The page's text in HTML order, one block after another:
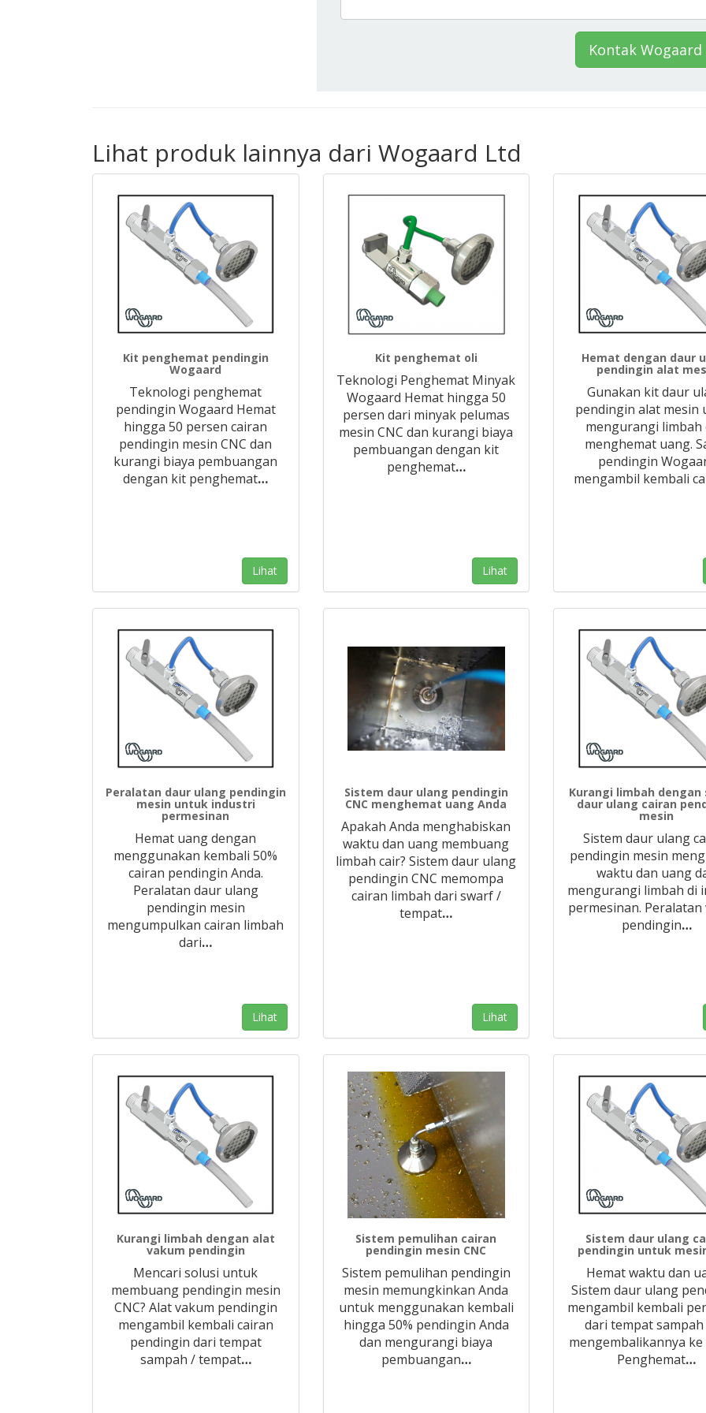
Kontak
Lihat produk lainnya dari Wogaard Ltd
Kit penghemat pendingin
Wogaard
Teknologi penghemat
pendingin Wogaard Hemat
hingga 50 persen cairan
pendingin mesin CNC dan
kurangi biaya pembuangan
dengan kit penghemat…
Lihat
Kit penghemat oli
Teknologi Penghemat Minyak
Wogaard Hemat hingga 50
persen dari minyak pelumas
mesin CNC dan kurangi biaya
pembuangan dengan kit
penghemat…
Lihat
Hemat dengan daur
pendingin alat
Gunakan kit daur
pendingin alat mesin
mengurangi limbah
menghemat uang.
pendingin
mengambil kembali
Peralatan daur ulang pendingin
mesin untuk industri
permesinan
Hemat uang dengan
menggunakan kembali 50%
cairan pendingin Anda.
Peralatan daur ulang
pendingin mesin
mengumpulkan cairan limbah
dari…
Lihat
Sistem daur ulang pendingin
CNC menghemat uang Anda
Apakah Anda menghabiskan
waktu dan uang membuang
limbah cair? Sistem daur ulang
pendingin CNC memompa
cairan limbah dari swarf /
tempat…
Lihat
Kurangi limbah
daur ulang cairan
mesin
Sistem daur ulang
pendingin mesin
waktu dan uang
mengurangi limbah di
permesinan. Peralatan
pendingin…
Kurangi limbah dengan alat
vakum pendingin
Mencari solusi untuk
membuang pendingin mesin
CNC? Alat vakum pendingin
mengambil kembali cairan
pendingin dari tempat
sampah / tempat…
Sistem pemulihan cairan
pendingin mesin CNC
Sistem pemulihan pendingin
mesin memungkinkan Anda
untuk menggunakan kembali
hingga 50% pendingin Anda
dan mengurangi biaya
pembuangan…
Sistem daur ulang
pendingin untuk
Hemat waktu dan
Sistem daur ulang
mengambil kembali
dari tempat sampah
mengembalikannya ke
Penghemat…